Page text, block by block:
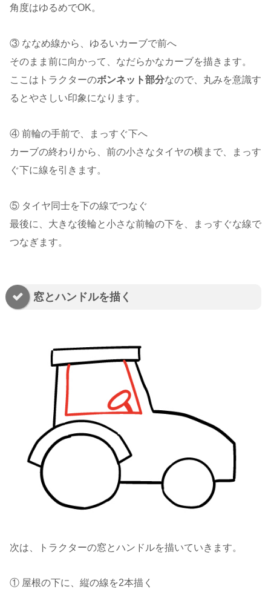
角度はゆるめでOK。
③ ななめ線から、ゆるいカーブで前へ
そのまま前に向かって、なだらかなカーブを描きます。
ここはトラクターのボンネット部分なので、丸みを意識す
るとやさしい印象になります。
④ 前輪の手前で、まっすぐ下へ
カーブの終わりから、前の小さなタイヤの横まで、まっす
ぐ下に線を引きます。
⑤ タイヤ同士を下の線でつなぐ
最後に、大きな後輪と小さな前輪の下を、まっすぐな線で
つなぎます。
窓とハンドルを描く
次は、トラクターの窓とハンドルを描いていきます。
① 屋根の下に、縦の線を2本描く